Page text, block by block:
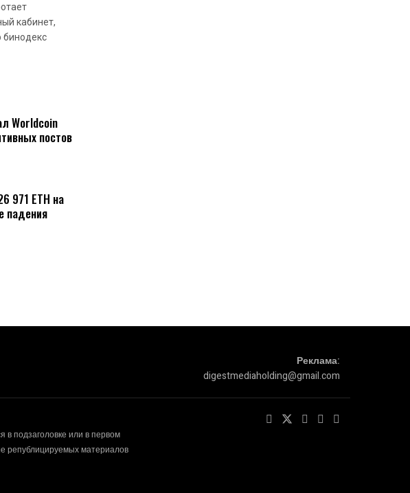
кабинет,
бинодекс
Worldcoin
постов
971 ETH на
падения
Реклама:
digestmediaholding@gmail.com
подзаголовке или в первом
републицируемых материалов